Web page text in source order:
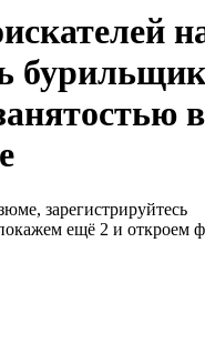
в
зарегистрируйтесь
ещё 2 и откроем